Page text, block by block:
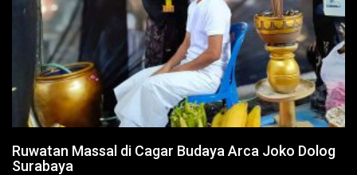
Ruwatan Massal di Cagar Budaya Arca Joko Dolog
Surabaya